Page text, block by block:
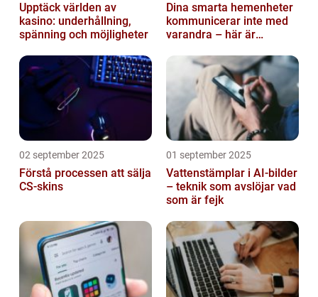
Upptäck världen av
kasino: underhållning,
spänning och möjligheter
Dina smarta hemenheter
kommunicerar inte med
varandra – här är
02 september 2025
Förstå processen att sälja
CS-skins
01 september 2025
Vattenstämplar i AI-bilder
– teknik som avslöjar vad
som är fejk